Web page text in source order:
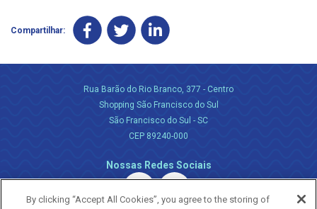
Compartilhar:
Rua Barão do Rio Branco, 377 - Centro
Shopping São Francisco do Sul
São Francisco do Sul - SC
CEP 89240-000
Nossas Redes Sociais
By clicking “Accept All Cookies”, you agree to the storing of